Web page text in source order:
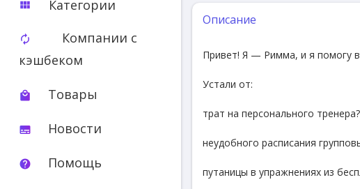
view_module Категории
autorenew
Компании с
кэшбеком
local_mall Товары
subtitles Новости
help Помощь
Описание
Привет! Я — Римма, и я помогу
Устали от:
трат на персонального тренера?
неудобного расписания
путаницы в упражнениях из